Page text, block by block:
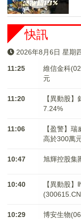
快訊
2026年8月6日 星期
11:25
維信金科
元
11:20
【異動股
7.24%
11:06
【盈警】
高於300萬
10:47 旭輝控股集
10:40
【異動股
10:29
博安生物